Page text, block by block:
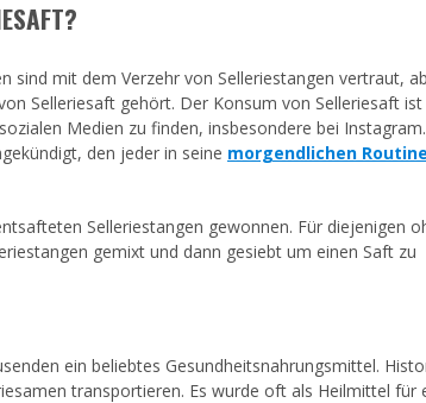
sind mit dem Verzehr von Selleriestangen vertraut,
Selleriesaft gehört. Der Konsum von Selleriesaft ist
Medien zu finden, insbesondere bei
den jeder in seine morgendlichen
Selleriestangen gewonnen. Für diejenigen
gemixt und dann gesiebt um einen Saft zu
ein beliebtes Gesundheitsnahrungsmittel.
transportieren. Es wurde oft als Heilmittel